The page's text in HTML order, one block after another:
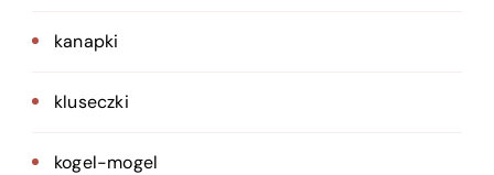
kanapki
kluseczki
kogel-mogel